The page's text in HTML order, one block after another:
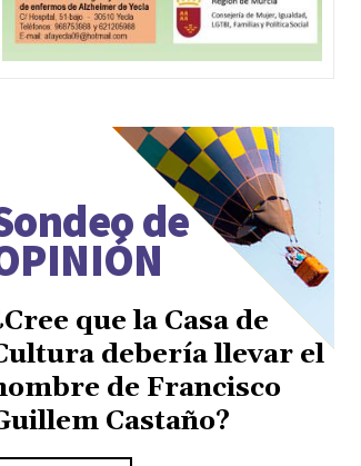
de
que la Casa de
debería llevar el
de Francisco
Castaño?